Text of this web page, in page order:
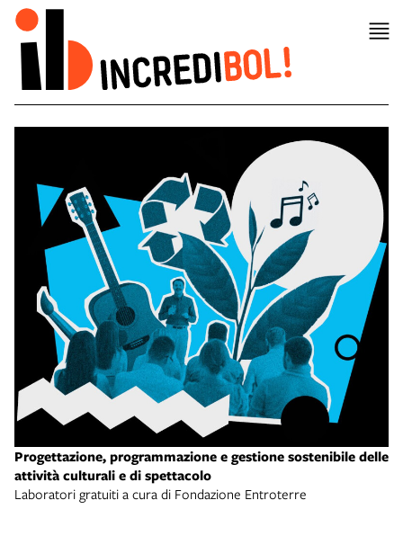
Progettazione, programmazione e gestione sostenibile delle
attività culturali e di spettacolo
Laboratori gratuiti a cura di Fondazione Entroterre